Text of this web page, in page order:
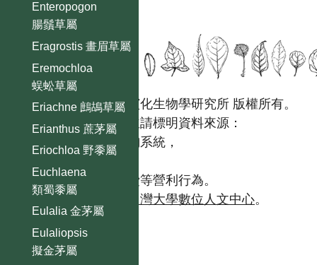
Enteropogon
腸鬚草屬
Eragrostis 畫眉草屬
Eremochloa
蜈蚣草屬
Eriachne 鷓鴣草屬
Erianthus 蔗茅屬
Eriochloa 野黍屬
Euchlaena
類蜀黍屬
Eulalia 金茅屬
Eulaliopsis
擬金茅屬
國立台灣大學生態學與演化生物學研究所 版權所有。
歡迎引用本網站資料，並請標明資料來源：
【台灣植物資訊整合查詢系統，
且不得有收取資料查詢費等營利行為。
如需商業使用，請聯繫
台灣大學數位人文中心。